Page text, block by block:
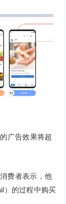
广告效果将超
费者表示，他
）的过程中购买